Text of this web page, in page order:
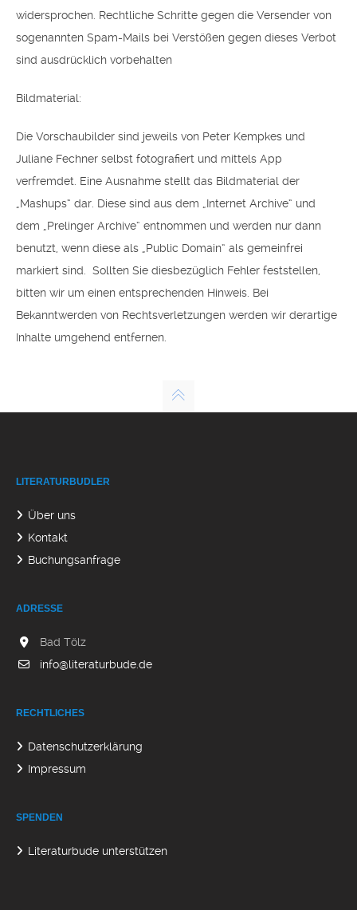
widersprochen. Rechtliche Schritte gegen die Versender von
sogenannten Spam-Mails bei Verstößen gegen dieses Verbot
sind ausdrücklich vorbehalten
Bildmaterial:
Die Vorschaubilder sind jeweils von Peter Kempkes und
Juliane Fechner selbst fotografiert und mittels App
verfremdet. Eine Ausnahme stellt das Bildmaterial der
„Mashups“ dar. Diese sind aus dem „Internet Archive“ und
dem „Prelinger Archive“ entnommen und werden nur dann
benutzt, wenn diese als „Public Domain“ als gemeinfrei
markiert sind. Sollten Sie diesbezüglich Fehler feststellen,
bitten wir um einen entsprechenden Hinweis. Bei
Bekanntwerden von Rechtsverletzungen werden wir derartige
Inhalte umgehend entfernen.
LITERATURBUDLER
Über uns
Kontakt
Buchungsanfrage
ADRESSE
Bad Tölz
info@literaturbude.de
RECHTLICHES
Datenschutzerklärung
Impressum
SPENDEN
Literaturbude unterstützen